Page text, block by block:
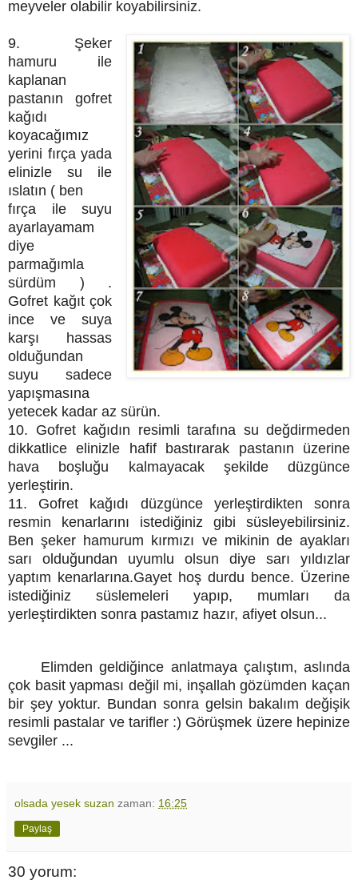
meyveler olabilir koyabilirsiniz.
9. Şeker
hamuru ile
kaplanan
pastanın gofret
kağıdı
koyacağımız
yerini fırça yada
elinizle su ile
ıslatın ( ben
fırça ile suyu
ayarlayamam
diye
parmağımla
sürdüm ) .
Gofret kağıt çok
ince ve suya
karşı hassas
olduğundan
suyu sadece
yapışmasına
yetecek kadar az sürün.
10. Gofret kağıdın resimli tarafına su değdirmeden
dikkatlice elinizle hafif bastırarak pastanın üzerine
hava boşluğu kalmayacak şekilde düzgünce
yerleştirin.
11. Gofret kağıdı düzgünce yerleştirdikten sonra
resmin kenarlarını istediğiniz gibi süsleyebilirsiniz.
Ben şeker hamurum kırmızı ve mikinin de ayakları
sarı olduğundan uyumlu olsun diye sarı yıldızlar
yaptım kenarlarına.Gayet hoş durdu bence. Üzerine
istediğiniz süslemeleri yapıp, mumları da
yerleştirdikten sonra pastamız hazır, afiyet olsun...
Elimden geldiğince anlatmaya çalıştım, aslında
çok basit yapması değil mi, inşallah gözümden kaçan
bir şey yoktur. Bundan sonra gelsin bakalım değişik
resimli pastalar ve tarifler :) Görüşmek üzere hepinize
sevgiler ...
olsada yesek suzan zaman: 16:25
Paylaş
30 yorum: